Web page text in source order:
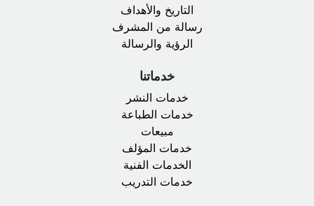
التاريخ والأهداف
رسالة من المشرف
الرؤية والرسالة
خدماتنا
خدمات النشر
خدمات الطباعة
مبيعات
خدمات المؤلف
الخدمات الفنية
خدمات التدريب